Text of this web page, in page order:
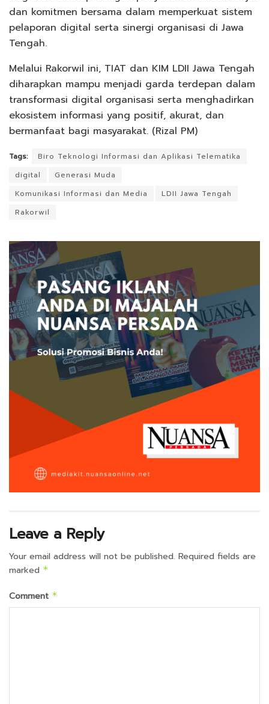
dan komitmen bersama dalam memperkuat sistem
pelaporan digital serta sinergi organisasi di Jawa
Tengah.
Melalui Rakorwil ini, TIAT dan KIM LDII Jawa Tengah
diharapkan mampu menjadi garda terdepan dalam
transformasi digital organisasi serta menghadirkan
ekosistem informasi yang positif, akurat, dan
bermanfaat bagi masyarakat. (Rizal PM)
Tags:
Biro Teknologi Informasi dan Aplikasi Telematika
digital
Generasi Muda
Komunikasi Informasi dan Media
LDII Jawa Tengah
Rakorwil
Leave a Reply
Your email address will not be published. Required fields are
marked *
Comment *